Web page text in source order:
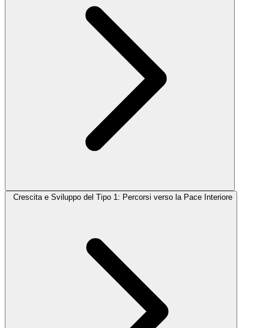
Crescita e Sviluppo del Tipo 1: Percorsi verso la Pace Interiore